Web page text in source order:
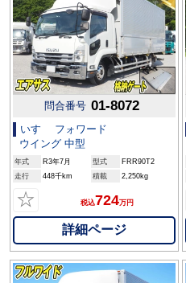
問合番号 01-8072
いすゞ フォワード
ウイング 中型
年式 R3年7月 型式
FRR90T2
走行
448千km 積載 2,250kg
☆ 税込724万円
詳細ページ